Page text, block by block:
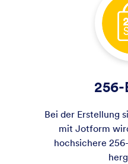
256-
Bei der Erstellung
mit Jotform
hochsichere